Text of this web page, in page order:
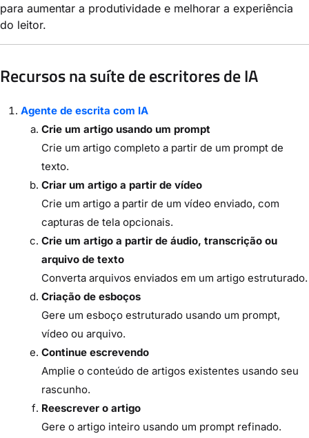
para aumentar a produtividade e melhorar a experiência
do leitor.
Recursos na suíte de escritores de IA
Agente de escrita com IA
Crie um artigo usando um prompt
Crie um artigo completo a partir de um prompt de
texto.
Criar um artigo a partir de vídeo
Crie um artigo a partir de um vídeo enviado, com
capturas de tela opcionais.
Crie um artigo a partir de áudio, transcrição ou
arquivo de texto
Converta arquivos enviados em um artigo estruturado.
Criação de esboços
Gere um esboço estruturado usando um prompt,
vídeo ou arquivo.
Continue escrevendo
Amplie o conteúdo de artigos existentes usando seu
rascunho.
Reescrever o artigo
Gere o artigo inteiro usando um prompt refinado.